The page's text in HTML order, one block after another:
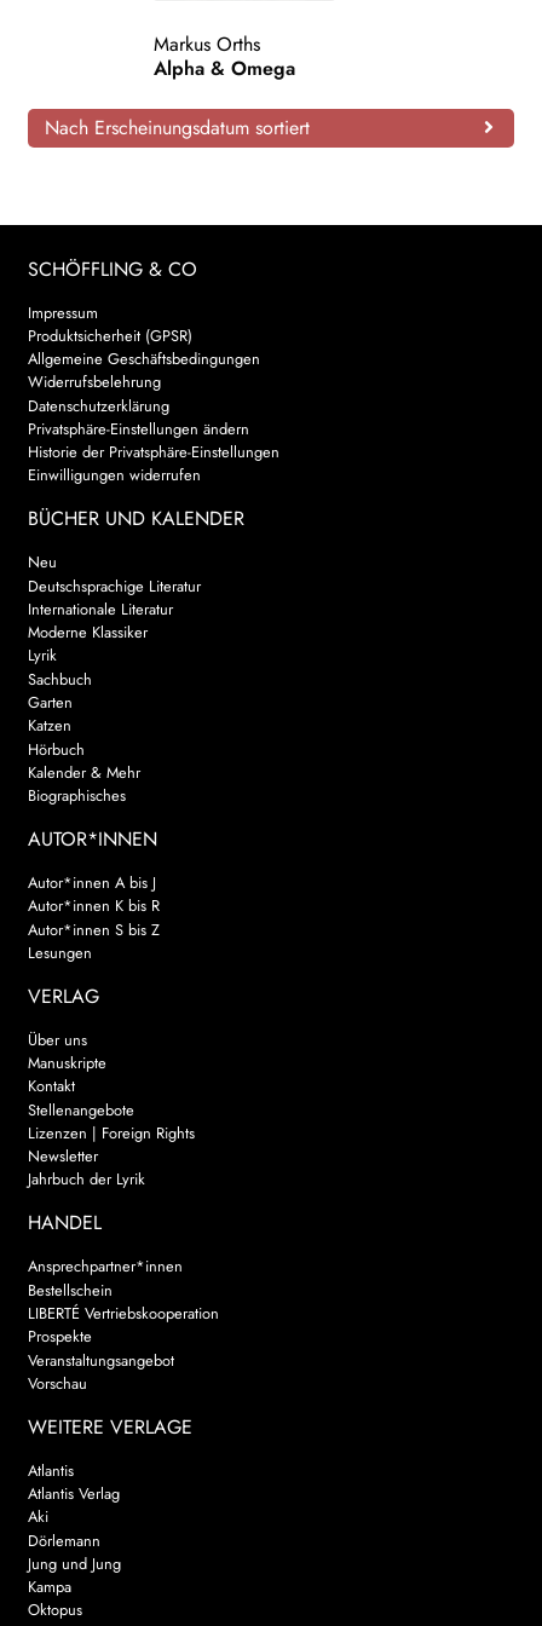
WEITERE VERLAGE
Search:
Markus Orths
Alpha & Omega
Nach Erscheinungsdatum sortiert
SCHÖFFLING & CO
Impressum
Produktsicherheit (GPSR)
Allgemeine Geschäftsbedingungen
Widerrufsbelehrung
Datenschutzerklärung
Privatsphäre-Einstellungen ändern
Historie der Privatsphäre-Einstellungen
Einwilligungen widerrufen
BÜCHER UND KALENDER
Neu
Deutschsprachige Literatur
Internationale Literatur
Moderne Klassiker
Lyrik
Sachbuch
Garten
Katzen
Hörbuch
Kalender & Mehr
Biographisches
AUTOR*INNEN
Autor*innen A bis J
Autor*innen K bis R
Autor*innen S bis Z
Lesungen
VERLAG
Über uns
Manuskripte
Kontakt
Stellenangebote
Lizenzen | Foreign Rights
Newsletter
Jahrbuch der Lyrik
HANDEL
Ansprechpartner*innen
Bestellschein
LIBERTÉ Vertriebskooperation
Prospekte
Veranstaltungsangebot
Vorschau
WEITERE VERLAGE
Atlantis
Atlantis Verlag
Aki
Dörlemann
Jung und Jung
Kampa
Oktopus